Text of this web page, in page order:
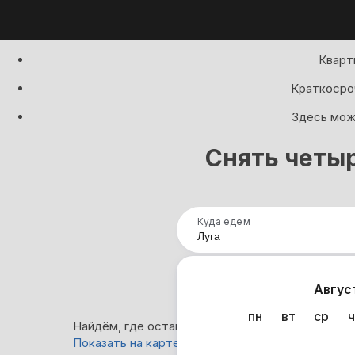
Здесь
Снять
Куда едем
пн
вт ср
Найдём, где остановиться в Луге: 0 вариантов
Показать на карте